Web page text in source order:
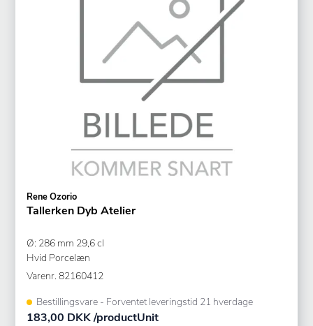
Rene Ozorio
Tallerken Dyb Atelier
Ø: 286 mm 29,6 cl
Hvid Porcelæn
Varenr. 82160412
Bestillingsvare - Forventet leveringstid 21 hverdage
183,00 DKK /productUnit